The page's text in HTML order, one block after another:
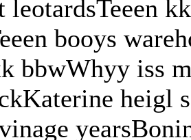
leotardsTeeen
booys
bbwWhyy iss
heigl